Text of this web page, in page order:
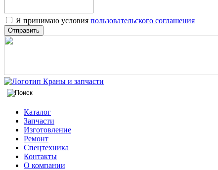
Я принимаю условия пользовательского соглашения
Отправить
Каталог
Запчасти
Изготовление
Ремонт
Спецтехника
Контакты
О компании